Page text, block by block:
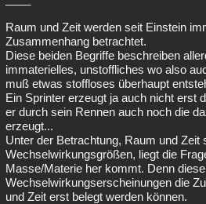
Raum und Zeit werden seit Einstein
Zusammenhang betrachtet.
Diese beiden Begriffe beschreiben
immaterielles, unstoffliches wo also
muß etwas stoffloses überhaupt
Ein Sprinter erzeugt ja auch nicht erst
er durch sein Rennen auch noch die
erzeugt...
Unter der Betrachtung, Raum und Zeit
Wechselwirkungsgrößen, liegt die
Masse/Materie her kommt. Denn
Wechselwirkungserscheinungen die
und Zeit erst belegt werden können.